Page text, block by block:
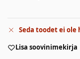
Seda toodet ei ole
Lisa soovinimekirja